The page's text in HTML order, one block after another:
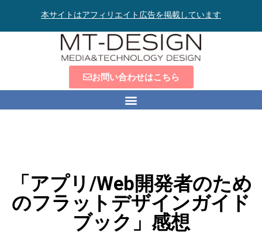
本サイトはアフィリエイト広告を掲載しています
お問い合わせはこちら
「アプリ/Web開発者のため
のフラットデザインガイド
ブック」感想